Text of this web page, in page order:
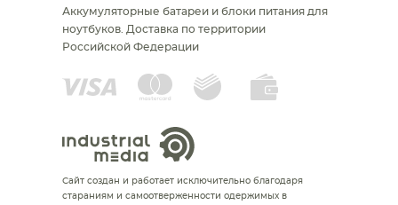
Аккумуляторные батареи и блоки питания для
ноутбуков. Доставка по территории
Российской Федерации
Сайт создан и работает исключительно благодаря
стараниям и самоотверженности одержимых в